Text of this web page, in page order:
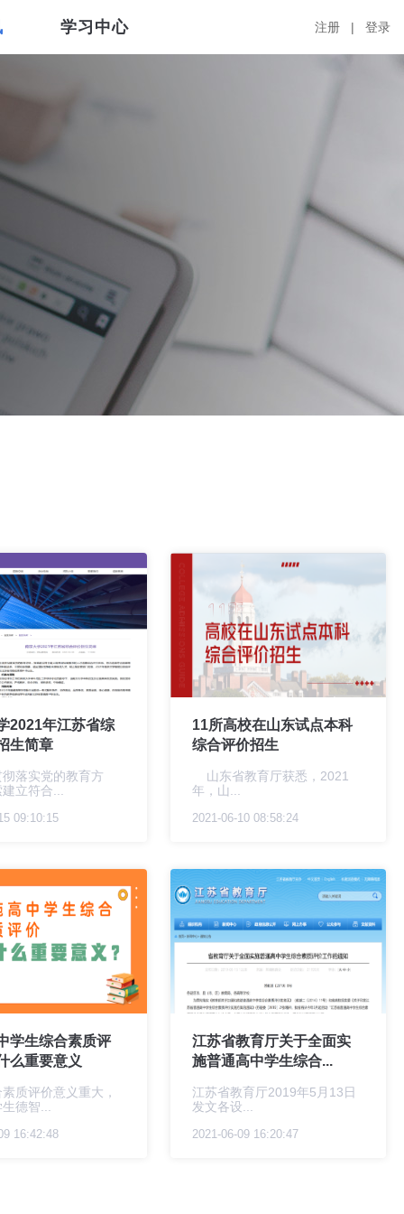
学习中心 注册 | 登录
2021年江苏省综
生简章
落实党的教育方
立符合...
09:10:15
11所高校在山东试点本科
综合评价招生
山东省教育厅获悉，2021
年，山...
2021-06-10 08:58:24
学生综合素质评
么重要意义
质评价意义重大，
德智...
16:42:48
江苏省教育厅关于全面实
施普通高中学生综合...
江苏省教育厅2019年5月13日
发文各设...
2021-06-09 16:20:47